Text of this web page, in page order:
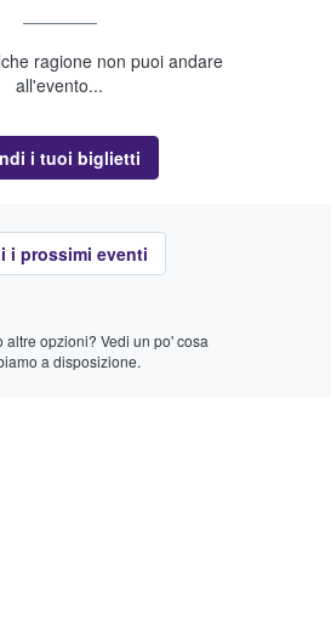
ragione non puoi andare
all'evento...
i tuoi biglietti
i prossimi eventi
altre opzioni? Vedi un po' cosa
a disposizione.